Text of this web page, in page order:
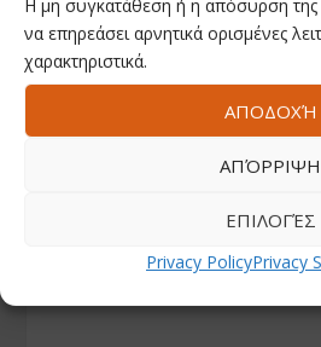
Η μη συγκατάθεση ή η απόσυρση
να επηρεάσει αρνητικά ορισμένες
χαρακτηριστικά.
ΑΠΟΔΟΧΉ
ΑΠΌΡΡΙΨΗ
ΕΠΙΛΟΓΈΣ
Privacy PolicyPrivacy